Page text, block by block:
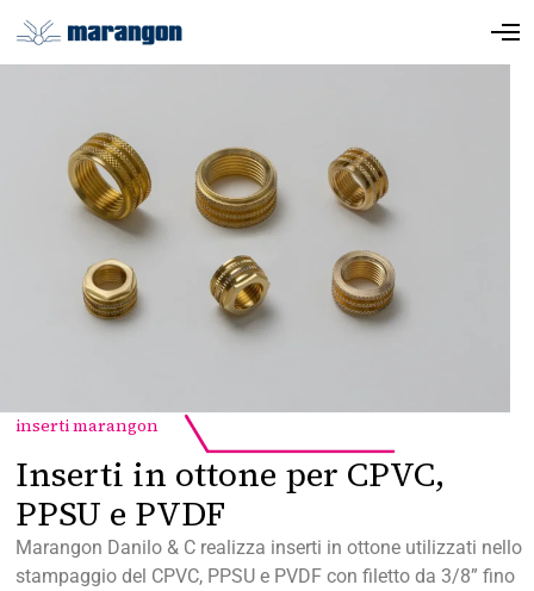
inserti marangon
Inserti in ottone per CPVC,
PPSU e PVDF
Marangon Danilo & C realizza inserti in ottone utilizzati nello
stampaggio del CPVC, PPSU e PVDF con filetto da 3/8” fino